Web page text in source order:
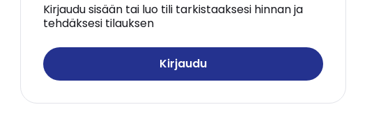
Kirjaudu sisään tai luo tili tarkistaaksesi hinnan ja
tehdäksesi tilauksen
Kirjaudu